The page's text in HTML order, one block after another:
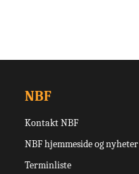
NBF
Kontakt NBF
NBF hjemmeside og nyheter
Terminliste